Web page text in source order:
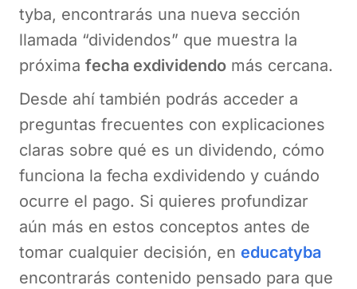
tyba, encontrarás una nueva sección
llamada “dividendos” que muestra la
próxima fecha exdividendo más cercana.
Desde ahí también podrás acceder a
preguntas frecuentes con explicaciones
claras sobre qué es un dividendo, cómo
funciona la fecha exdividendo y cuándo
ocurre el pago. Si quieres profundizar
aún más en estos conceptos antes de
tomar cualquier decisión, en educatyba
encontrarás contenido pensado para que